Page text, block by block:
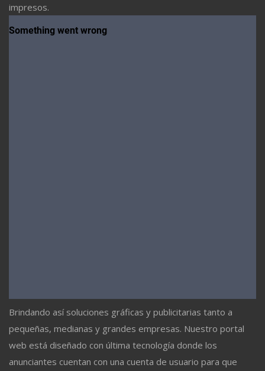
impresos.
Brindando así soluciones gráficas y publicitarias tanto a
pequeñas, medianas y grandes empresas. Nuestro portal
web está diseñado con última tecnología donde los
anunciantes cuentan con una cuenta de usuario para que